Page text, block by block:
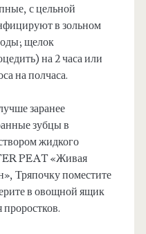
с цельной
в зольном
щелок
на 2 часа или
на полчаса.
заранее
зубцы в
жидкого
PEAT «Живая
Тряпочку поместите
в овощной ящик